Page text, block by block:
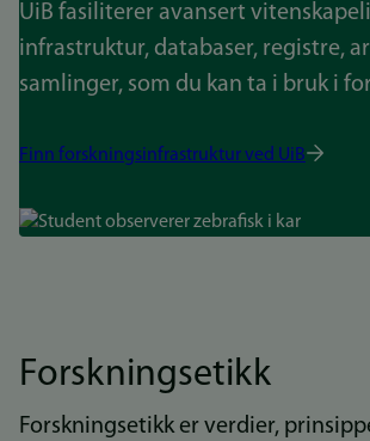
UiB fasiliterer avansert
infrastruktur, databaser, registre,
samlinger, som du kan ta i bruk i
Finn forskningsinfrastruktur ved UiB
Bilde
Forskningsetikk
Forskningsetikk er verdier,